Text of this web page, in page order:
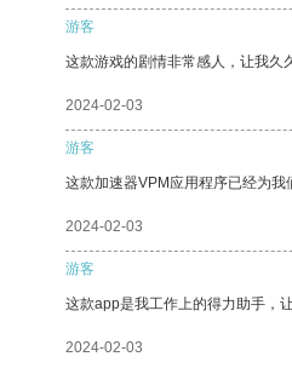
游客
这款游戏的剧情非常感人，让我久
2024-02-03
游客
这款加速器VPM应用程序已经为我
2024-02-03
游客
这款app是我工作上的得力助手，
2024-02-03